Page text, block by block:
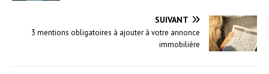
SUIVANT
3 mentions obligatoires à ajouter à votre annonce
immobilière